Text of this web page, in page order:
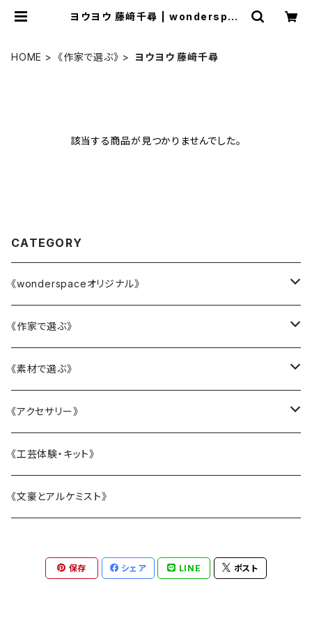
ヨウヨウ 藤﨑千尋 | wonderspac
HOME 《作家で選ぶ》 ヨウヨウ 藤﨑千尋
該当する商品が見つかりませんでした。
CATEGORY
《wonderspaceオリジナル》
かニャんざわ豆皿
LittleFlower
水引アクセサリー
KANAZAWAシリーズ
BOTANIC ISHIKAWA -ボタニックイシカワ-
電車シリーズ
《作家で選ぶ》
大西雄三郎
織田恵美
河村澄香
川崎知美
山近一憲
《素材で選ぶ》
陶磁器
ガラス
漆
《アクセサリー》
リング
ピアス・イヤリング
ブローチ
《工芸体験・キット》
《文豪とアルケミスト》
保存 シェア LINE ポスト